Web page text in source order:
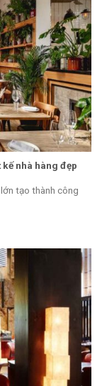
nhà hàng đẹp
tạo thành công